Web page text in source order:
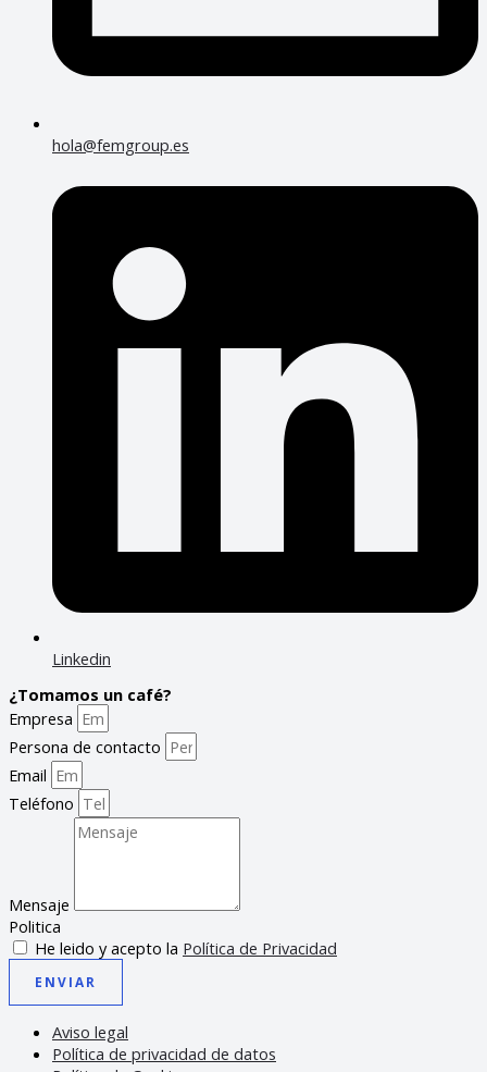
hola@femgroup.es
Linkedin
¿Tomamos un café?
Empresa
Persona de contacto
Email
Teléfono
Mensaje
Politica
He leido y acepto la Política de Privacidad
ENVIAR
Aviso legal
Política de privacidad de datos